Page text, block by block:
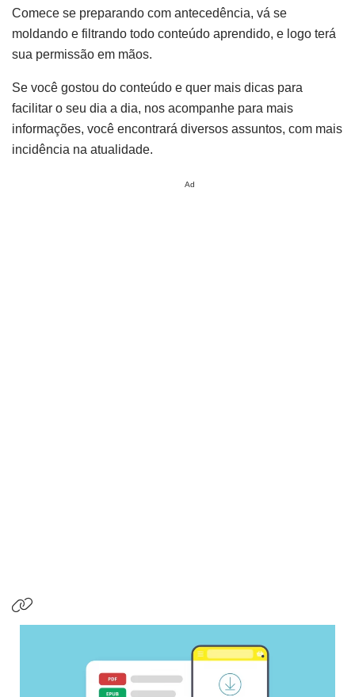
Comece se preparando com antecedência, vá se
moldando e filtrando todo conteúdo aprendido, e logo terá
sua permissão em mãos.
Se você gostou do conteúdo e quer mais dicas para
facilitar o seu dia a dia, nos acompanhe para mais
informações, você encontrará diversos assuntos, com mais
incidência na atualidade.
Ad